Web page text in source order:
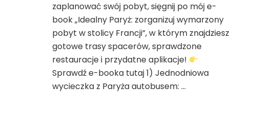
zaplanować swój pobyt, sięgnij po mój e-
book „Idealny Paryż: zorganizuj wymarzony
pobyt w stolicy Francji”, w którym znajdziesz
gotowe trasy spacerów, sprawdzone
restauracje i przydatne aplikacje!
Sprawdź e-booka tutaj 1) Jednodniowa
wycieczka z Paryża autobusem: …